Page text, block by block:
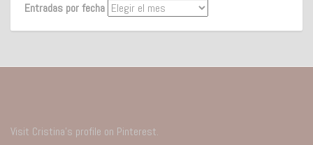
Entradas por fecha
Visit Cristina's profile on Pinterest.